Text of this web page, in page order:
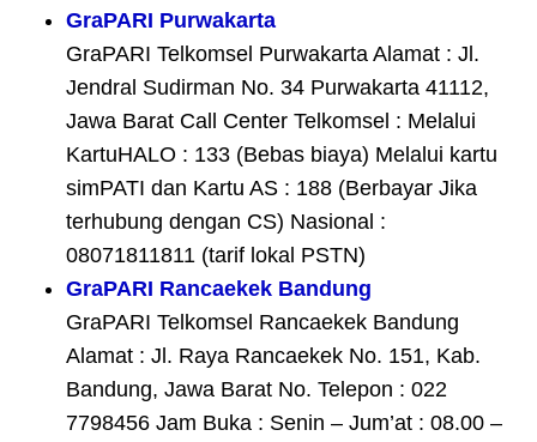
GraPARI Purwakarta
GraPARI Telkomsel Purwakarta Alamat : Jl.
Jendral Sudirman No. 34 Purwakarta 41112,
Jawa Barat Call Center Telkomsel : Melalui
KartuHALO : 133 (Bebas biaya) Melalui kartu
simPATI dan Kartu AS : 188 (Berbayar Jika
terhubung dengan CS) Nasional :
08071811811 (tarif lokal PSTN)
GraPARI Rancaekek Bandung
GraPARI Telkomsel Rancaekek Bandung
Alamat : Jl. Raya Rancaekek No. 151, Kab.
Bandung, Jawa Barat No. Telepon : 022
7798456 Jam Buka : Senin – Jum’at : 08.00 –